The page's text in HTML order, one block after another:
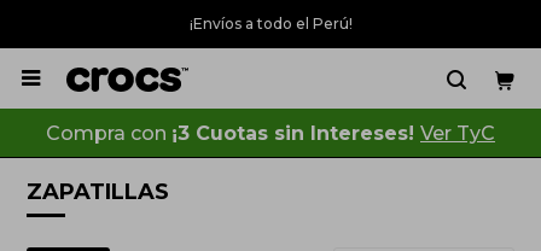
¡Envíos a todo el Perú!

Compra con ¡3 Cuotas sin Intereses! Ver TyC
ZAPATILLAS